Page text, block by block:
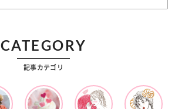
CATEGORY
記事カテゴリ